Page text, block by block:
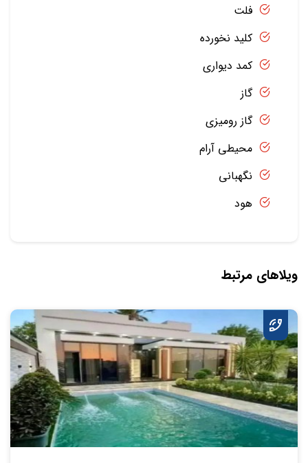
فلت
کلید نخورده
کمد دیواری
گاز
گاز رومیزی
محیطی آرام
نگهبانی
هود
ویلاهای مرتبط